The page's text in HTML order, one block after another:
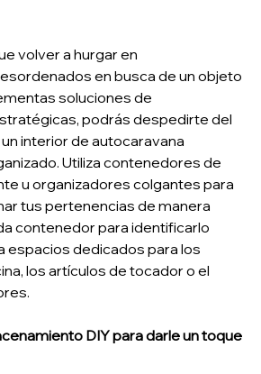
volver a hurgar en
en busca de un objeto
soluciones de
podrás despedirte del
interior de autocaravana
Utiliza contenedores de
u organizadores colgantes para
tus pertenencias de manera
contenedor para identificarlo
espacios dedicados para los
los artículos de tocador o el
DIY para darle un toque